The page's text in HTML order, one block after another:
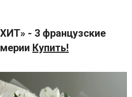
- 3 французские
Купить!